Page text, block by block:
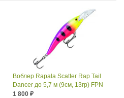
Воблер Rapala Scatter Rap Tail
Dancer до 5,7 м (9см, 13гр) FPN
1 800 ₽